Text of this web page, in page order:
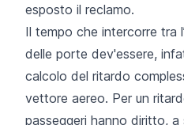
esposto il reclamo.
Il tempo che intercorre tra
delle porte dev'essere,
calcolo del ritardo
vettore aereo. Per un
passeggeri hanno diritto,